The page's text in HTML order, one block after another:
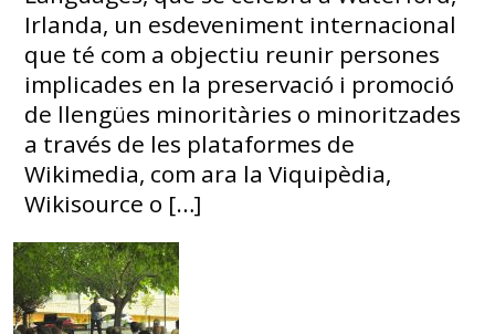
Irlanda, un esdeveniment internacional
que té com a objectiu reunir persones
implicades en la preservació i promoció
de llengües minoritàries o minoritzades
a través de les plataformes de
Wikimedia, com ara la Viquipèdia,
Wikisource o […]